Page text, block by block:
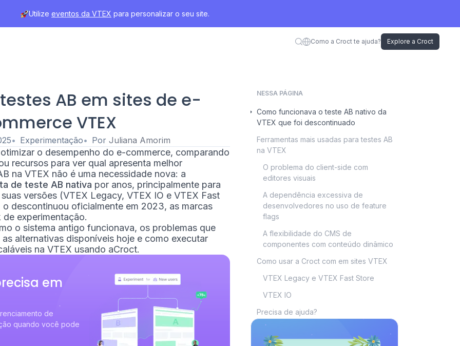
Utilize eventos da VTEX para personalizar o seu site.
Como a Croct te ajuda? Explore a Croct
AB em sites de e-
VTEX
Experimentação Por Juliana Amorim
o desempenho do e-commerce, comparando
recursos para ver qual apresenta melhor
na VTEX não é uma necessidade nova: a
de teste AB nativa por anos, principalmente para
versões (VTEX Legacy, VTEX IO e VTEX Fast
descontinuou oficialmente em 2023, as marcas
experimentação.
o sistema antigo funcionava, os problemas que
alternativas disponíveis hoje e como executar
na VTEX usando aCroct.
em
de
quando você pode
NESSA PÁGINA
Como funcionava o teste AB nativo da
VTEX que foi descontinuado
Ferramentas mais usadas para testes AB
na VTEX
O problema do client-side com
editores visuais
A dependência excessiva de
desenvolvedores no uso de feature
flags
A flexibilidade do CMS de
componentes com conteúdo dinâmico
Como usar a Croct com em sites VTEX
VTEX Legacy e VTEX Fast Store
VTEX IO
Precisa de ajuda?